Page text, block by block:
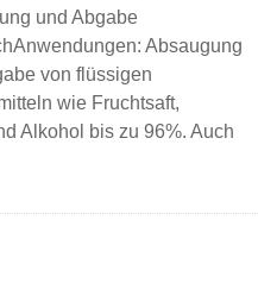
und Abgabe
Absaugung
von flüssigen
wie Fruchtsaft,
Alkohol bis zu 96%. Auch